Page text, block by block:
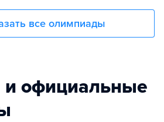
все олимпиады
и официальные